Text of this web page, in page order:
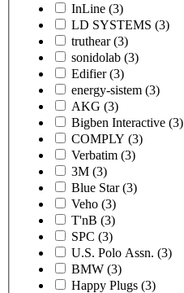
InLine (3)
LD SYSTEMS (3)
truthear (3)
sonidolab (3)
Edifier (3)
energy-sistem (3)
AKG (3)
Bigben Interactive (3)
COMPLY (3)
Verbatim (3)
3M (3)
Blue Star (3)
Veho (3)
T'nB (3)
SPC (3)
U.S. Polo Assn. (3)
BMW (3)
Happy Plugs (3)